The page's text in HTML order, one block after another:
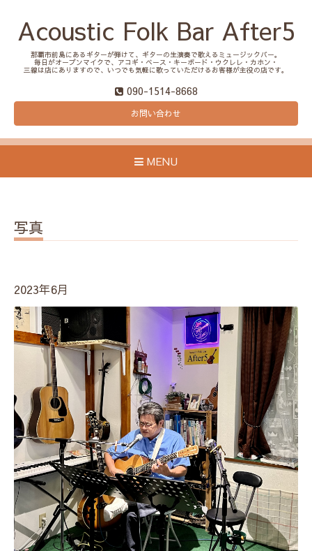
Acoustic Folk Bar After5
那覇市前島にあるギターが弾けて、ギターの生演奏で歌えるミュージックバー。
毎日がオープンマイクで、アコギ・ベース・キーボード・ウクレレ・カホン・
三線は店にありますので、いつでも気軽に歌っていただけるお客様が主役の店です。
090-1514-8668
お問い合わせ
MENU
写真
2023年6月